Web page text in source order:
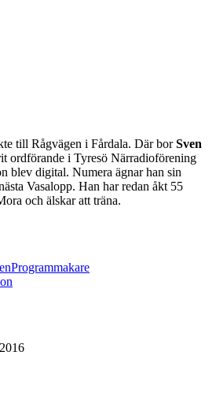
till Rågvägen i Fårdala. Där borSven
ordförande i Tyresö Närradioförening
blev digital. Numera ägnar han sin
Vasalopp. Han har redan åkt 55
och älskar att träna.
Programmakare